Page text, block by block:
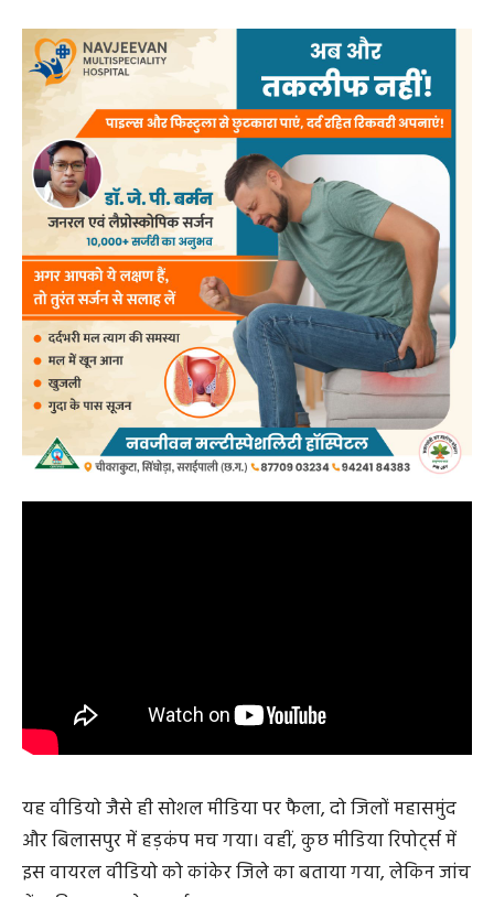
यह वीडियो जैसे ही सोशल मीडिया पर फैला, दो जिलों महासमुंद
और बिलासपुर में हड़कंप मच गया। वहीं, कुछ मीडिया रिपोर्ट्स में
इस वायरल वीडियो को कांकेर जिले का बताया गया, लेकिन जांच